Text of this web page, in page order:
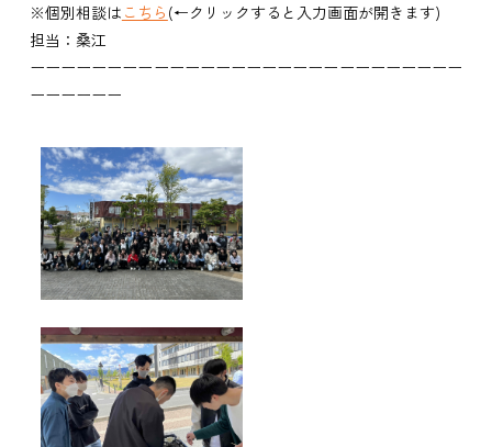
※個別相談は こちら (←クリックすると入力画面が開きます)
担当：桑江
ーーーーーーーーーーーーーーーーーーーーーーーーーーーー
ーーーーーー